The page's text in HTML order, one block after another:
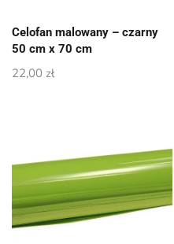
Celofan malowany – czarny
50 cm x 70 cm
22,00 zł